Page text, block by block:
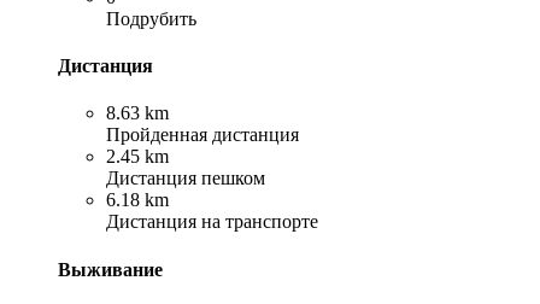
Подрубить
Дистанция
8.63 km
Пройденная дистанция
2.45 km
Дистанция пешком
6.18 km
Дистанция на транспорте
Выживание